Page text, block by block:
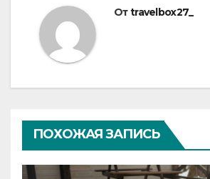
Отtravelbox27_
ПОХОЖАЯ ЗАПИСЬ